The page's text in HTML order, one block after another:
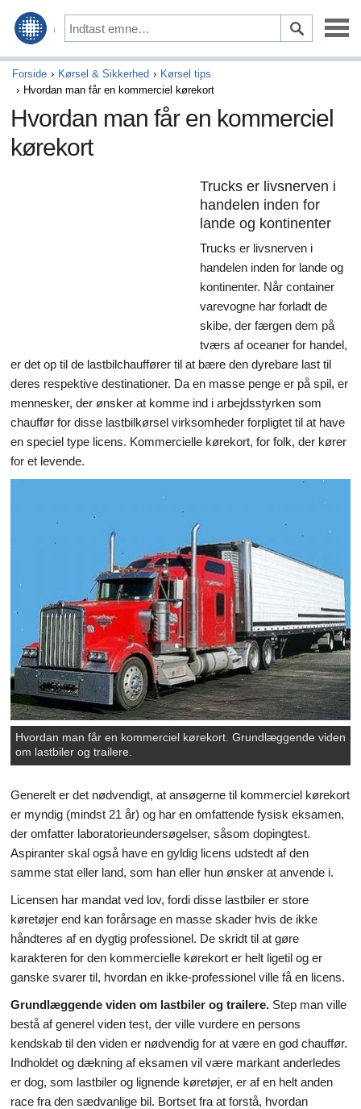
Vedligeholdelse & Reparation
Kørsel & Sikkerhed
Optioner & Tilbehør
Videnskab & Natur
Forside Kørsel & Sikkerhed
Kørsel tips
Hvordan man får en kommerciel kørekort
Hvordan man får en kommerciel
kørekort
Trucks er livsnerven i
handelen inden for
lande og kontinenter
Trucks er livsnerven i
handelen inden for lande og
kontinenter. Når container
varevogne har forladt de
skibe, der færgen dem på
tværs af oceaner for handel,
er det op til de lastbilchauffører til at bære den dyrebare last til
deres respektive destinationer. Da en masse penge er på spil, er
mennesker, der ønsker at komme ind i arbejdsstyrken som
chauffør for disse lastbilkørsel virksomheder forpligtet til at have
en speciel type licens. Kommercielle kørekort, for folk, der kører
for et levende.
Hvordan man får en kommerciel kørekort. Grundlæggende viden
om lastbiler og trailere.
Generelt er det nødvendigt, at ansøgerne til kommerciel kørekort
er myndig (mindst 21 år) og har en omfattende fysisk eksamen,
der omfatter laboratorieundersøgelser, såsom dopingtest.
Aspiranter skal også have en gyldig licens udstedt af den
samme stat eller land, som han eller hun ønsker at anvende i.
Licensen har mandat ved lov, fordi disse lastbiler er store
køretøjer end kan forårsage en masse skader hvis de ikke
håndteres af en dygtig professionel. De skridt til at gøre
karakteren for den kommercielle kørekort er helt ligetil og er
ganske svarer til, hvordan en ikke-professionel ville få en licens.
Grundlæggende viden om lastbiler og trailere. Step man ville
bestå af generel viden test, der ville vurdere en persons
kendskab til den viden er nødvendig for at være en god chauffør.
Indholdet og dækning af eksamen vil være markant anderledes
er dog, som lastbiler og lignende køretøjer, er af en helt anden
race fra den sædvanlige bil. Bortset fra at forstå, hvordan